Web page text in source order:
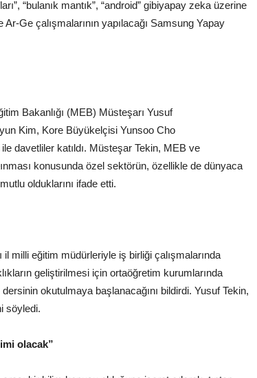
“bulanık mantık”, “android” gibiyapay zeka üzerine
Ge çalışmalarının yapılacağı Samsung Yapay
Bakanlığı (MEB) Müsteşarı Yusuf
Kim, Kore Büyükelçisi Yunsoo Cho
davetliler katıldı. Müsteşar Tekin, MEB ve
konusunda özel sektörün, özellikle de dünyaca
olduklarını ifade etti.
il milli eğitim müdürleriyle iş birliği çalışmalarında
geliştirilmesi için ortaöğretim kurumlarında
okutulmaya başlanacağını bildirdi. Yusuf Tekin,
söyledi.
olacak”